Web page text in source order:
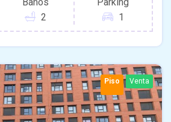
2
1
Piso Venta